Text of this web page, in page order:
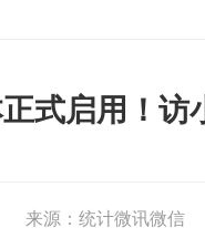
式启用！访
来源： 统计微讯微信